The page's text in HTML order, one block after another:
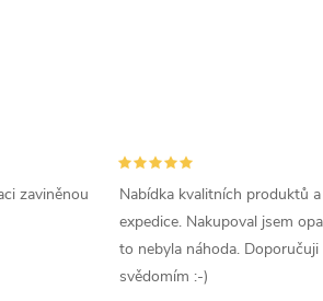
zaviněnou
Nabídka kvalitních produktů
expedice. Nakupoval jsem
to nebyla náhoda.
svědomím :-)